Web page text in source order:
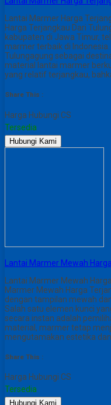
Lantai Marmer Harga
Harga Terjangkau Dari
kabupaten di Jawa Timur,
marmer terbaik di
Tulungagung sebagai
material lantai marmer
yang relatif terjangkau,
Share This :
Harga Hubungi CS
Tersedia
Hubungi Kami
Lantai Marmer Mewah
Lantai Marmer Mewah
Marmer Mewah Harga
dengan tampilan mewah
Salah satu elemen kunci
secara instan adalah
material, marmer tetap
mengutamakan estetika
Share This :
Harga Hubungi CS
Tersedia
Hubungi Kami